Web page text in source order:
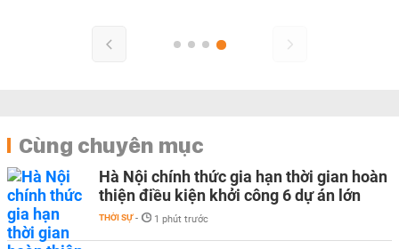
Cùng chuyên mục
Hà Nội chính thức gia hạn thời gian hoàn
thiện điều kiện khởi công 6 dự án lớn
THỜI SỰ - 1 phút trước